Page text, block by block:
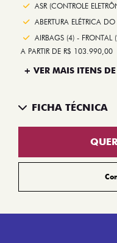
ASR (CONTROLE
ABERTURA ELÉTRICA
AIRBAGS (4) - FRONTAL
A PARTIR DE R$ 103.990,00
+ VER MAIS ITENS DE
FICHA TÉCNICA